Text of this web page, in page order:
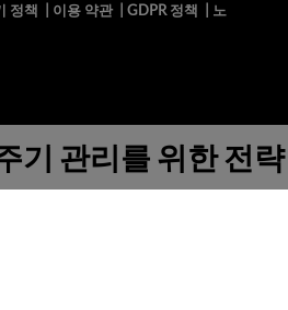
정책 이용 약관| GDPR 정책
노
기 관리를 위한 전략